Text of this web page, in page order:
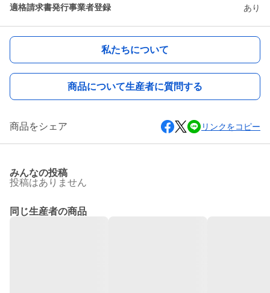
適格請求書発行事業者登録 あり
私たちについて
商品について生産者に質問する
商品をシェア リンクをコピー
みんなの投稿
投稿はありません
同じ生産者の商品